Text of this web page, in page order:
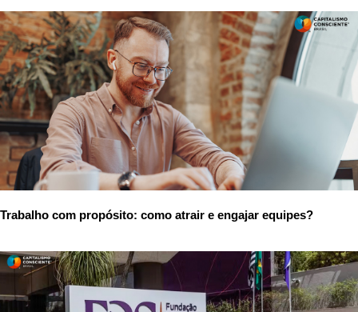
Trabalho com propósito: como atrair e engajar equipes?